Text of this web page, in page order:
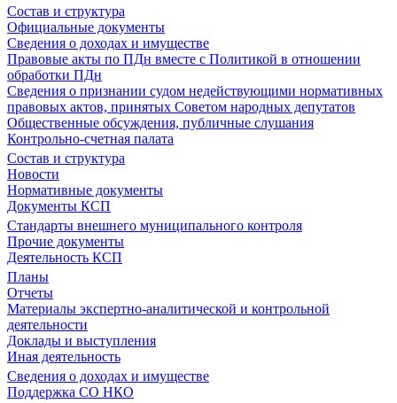
Состав и структура
Официальные документы
Сведения о доходах и имуществе
Правовые акты по ПДн вместе с Политикой в отношении
обработки ПДн
Сведения о признании судом недействующими нормативных
правовых актов, принятых Советом народных депутатов
Общественные обсуждения, публичные слушания
Контрольно-счетная палата
Состав и структура
Новости
Нормативные документы
Документы КСП
Стандарты внешнего муниципального контроля
Прочие документы
Деятельность КСП
Планы
Отчеты
Материалы экспертно-аналитической и контрольной
деятельности
Доклады и выступления
Иная деятельность
Сведения о доходах и имуществе
Поддержка СО НКО